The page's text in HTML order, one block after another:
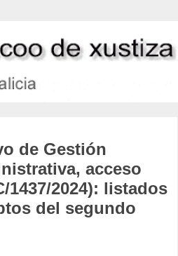
de Gestión
acceso
1437/2024): listados
del segundo